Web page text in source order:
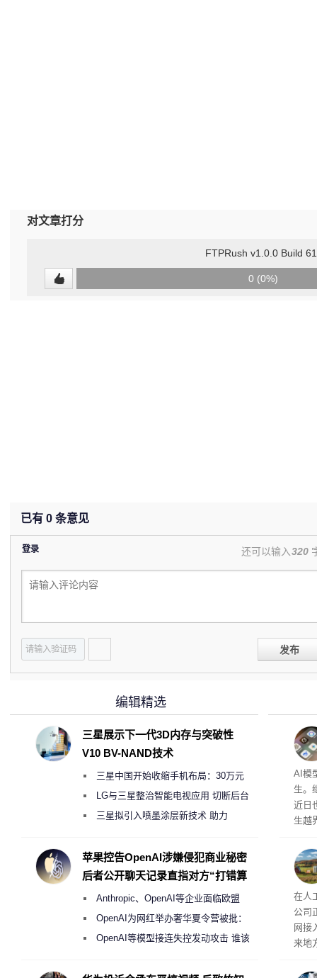
对文章打分
FTPRush v1.0.0 Build
0 (0%)
已有 0 条意见
登录 还可以输入320
发布
公
AI模
生。
近日
生越
在人
公司
网接
来地
价
编辑精选
三星展示下一代3D内存与突破性
V10 BV-NAND技术
三星中国开始收缩手机布局：30万元
月销售额不达标门店 将被逐步清退
LG与三星整治智能电视应用 切断后台
偷偷共享带宽的违规行为
三星拟引入喷墨涂层新技术 助力
度
苹果控告OpenAI涉嫌侵犯商业秘密
后者公开聊天记录直指对方“打错算
Anthropic、OpenAI等企业面临欧盟
《人工智能法案》全新执法权限审查
OpenAI为网红举办奢华夏令营被批：
2000美元一晚 遭讽“反乌托邦”
OpenAI等模型接连失控发动攻击 谁该